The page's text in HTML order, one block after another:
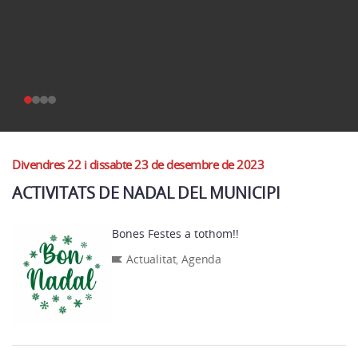
Divendres 22 i dissabte 23 de desembre de 2023
ACTIVITATS DE NADAL DEL MUNICIPI
Bones Festes a tothom!!
Actualitat,Agenda